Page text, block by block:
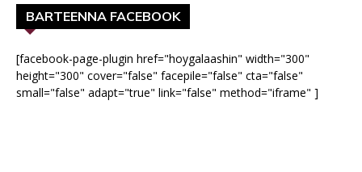
BARTEENNA FACEBOOK
[facebook-page-plugin href="hoygalaashin" width="300"
height="300" cover="false" facepile="false" cta="false"
small="false" adapt="true" link="false" method="iframe" ]